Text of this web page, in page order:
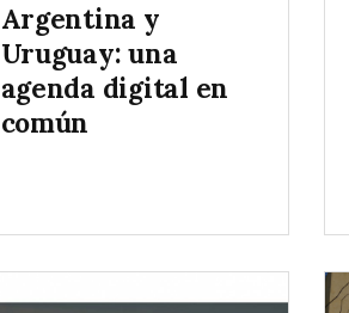
Argentina y
Uruguay: una
agenda digital en
común